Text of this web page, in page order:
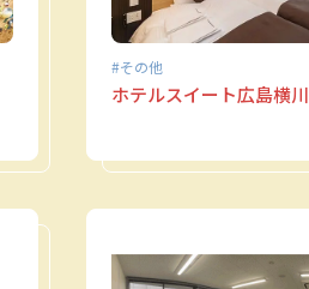
その他
ホテルスイート広島横川